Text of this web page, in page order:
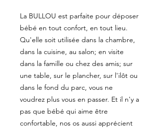
La BULLOU est parfaite pour déposer
bébé en tout confort, en tout lieu.
Qu'elle soit utilisée dans la chambre,
dans la cuisine, au salon; en visite
dans la famille ou chez des amis; sur
une table, sur le plancher, sur l'ilôt ou
dans le fond du parc, vous ne
voudrez plus vous en passer. Et il n'y a
pas que bébé qui aime être
confortable, nos os aussi apprécient